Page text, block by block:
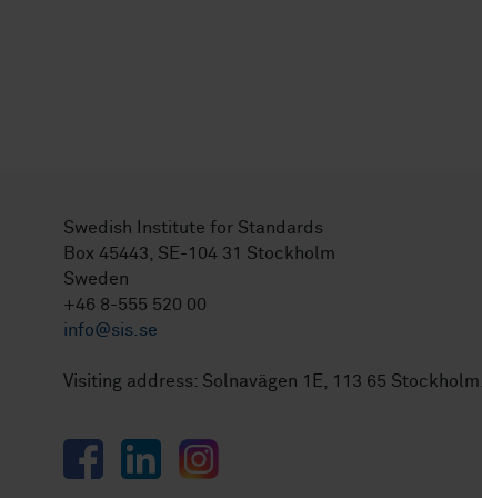
Swedish Institute for Standards
Box 45443, SE-104 31 Stockholm
Sweden
+46 8-555 520 00
info@sis.se
Visiting address: Solnavägen 1E, 113 65 Stockholm.
FacebookLinkedInInstagram